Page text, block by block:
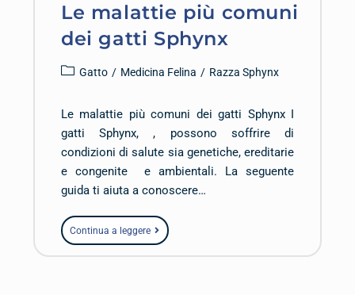
Le malattie più comuni
dei gatti Sphynx
Gatto / Medicina Felina / Razza Sphynx
Le malattie più comuni dei gatti Sphynx I
gatti Sphynx, , possono soffrire di
condizioni di salute sia genetiche, ereditarie
e congenite e ambientali. La seguente
guida ti aiuta a conoscere…
Continua a leggere